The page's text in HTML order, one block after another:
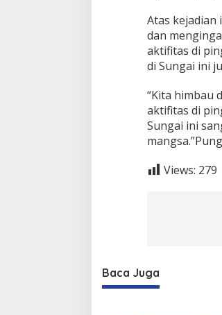
Atas kejadian
dan
aktifitas di
di Sungai ini
“Kita himbau
aktifitas di
Sungai ini
Views: 279
Baca Juga